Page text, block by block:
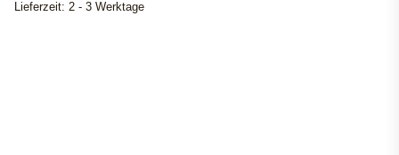
Lieferzeit: 2 - 3 Werktage